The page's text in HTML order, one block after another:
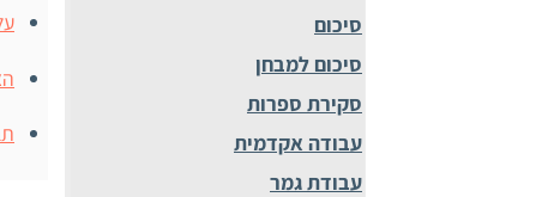
סיכום
סיכום למבחן
סקירת ספרות
עבודה אקדמית
עבודת גמר